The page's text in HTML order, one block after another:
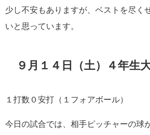
少し不安もありますが、ベストを尽く
いと思っています。
９月１４日（土）４年生
１打数０安打（１フォアボール）
今日の試合では、相手ピッチャーの球